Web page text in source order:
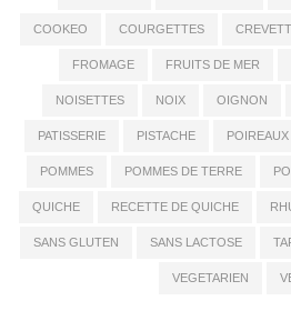
COOKEO COURGETTES
FROMAGE FRUITS DE MER
NOISETTES NOIX OIGNON
PATISSERIE PISTACHE POIREAUX
POMMES POMMES DE TERRE
QUICHE RECETTE DE QUICHE
SANS GLUTEN SANS LACTOSE
VEGETARIEN